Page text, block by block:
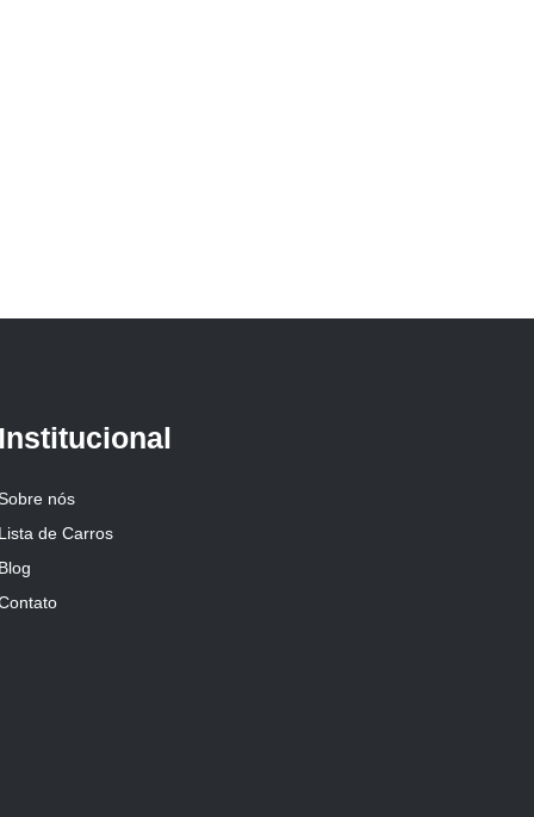
Institucional
nós
Lista de Carros
Blog